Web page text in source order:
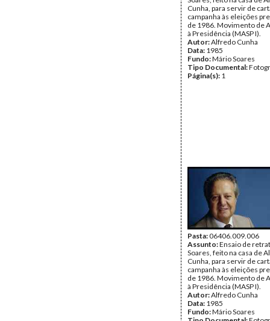
Cunha, para servir de
campanha às eleições
de 1986. Movimento de
à Presidência (MASP I).
Autor:Alfredo Cunha
Data: 1985
Fundo:Mário Soares
Tipo Documental:
Página(s): 1
Pasta:06406.009.006
Assunto:Ensaio de
Soares, feito na casa de
Cunha, para servir de
campanha às eleições
de 1986. Movimento de
à Presidência (MASP I).
Autor:Alfredo Cunha
Data: 1985
Fundo:Mário Soares